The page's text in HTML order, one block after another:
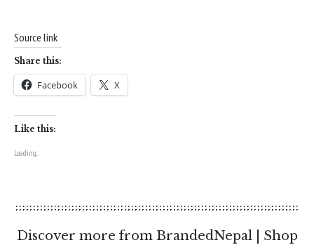
Source link
Share this:
Facebook X
Like this:
Loading...
Discover more from BrandedNepal | Shop